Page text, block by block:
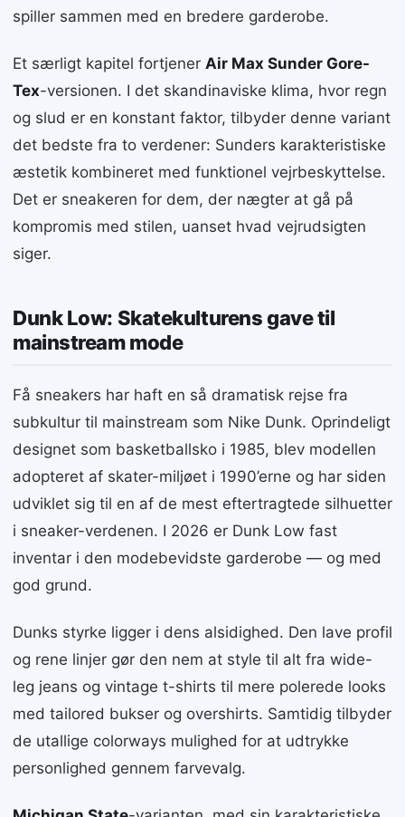
spiller sammen med en bredere garderobe.
Et særligt kapitel fortjener Air Max Sunder Gore-
Tex-versionen. I det skandinaviske klima, hvor regn
og slud er en konstant faktor, tilbyder denne variant
det bedste fra to verdener: Sunders karakteristiske
æstetik kombineret med funktionel vejrbeskyttelse.
Det er sneakeren for dem, der nægter at gå på
kompromis med stilen, uanset hvad vejrudsigten
siger.
Dunk Low: Skatekulturens gave til
mainstream mode
Få sneakers har haft en så dramatisk rejse fra
subkultur til mainstream som Nike Dunk. Oprindeligt
designet som basketballsko i 1985, blev modellen
adopteret af skater-miljøet i 1990’erne og har siden
udviklet sig til en af de mest eftertragtede silhuetter
i sneaker-verdenen. I 2026 er Dunk Low fast
inventar i den modebevidste garderobe — og med
god grund.
Dunks styrke ligger i dens alsidighed. Den lave profil
og rene linjer gør den nem at style til alt fra wide-
leg jeans og vintage t-shirts til mere polerede looks
med tailored bukser og overshirts. Samtidig tilbyder
de utallige colorways mulighed for at udtrykke
personlighed gennem farvevalg.